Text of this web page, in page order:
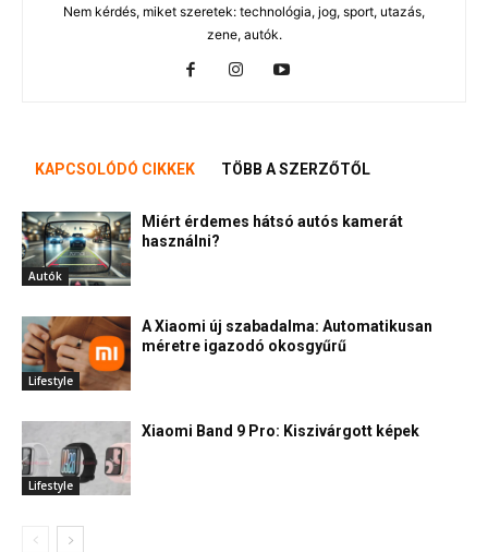
Nem kérdés, miket szeretek: technológia, jog, sport, utazás,
zene, autók.
KAPCSOLÓDÓ CIKKEK TÖBB A SZERZŐTŐL
Autók
Miért érdemes hátsó autós kamerát
használni?
Lifestyle
A Xiaomi új szabadalma: Automatikusan
méretre igazodó okosgyűrű
Lifestyle
Xiaomi Band 9 Pro: Kiszivárgott képek